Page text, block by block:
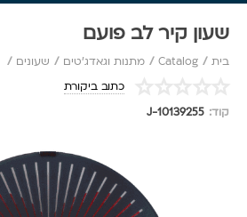
שעון קיר לב פועם
בית /
Catalog
/ מתנות וגאדג'טים / שעונים /
כתוב ביקורת
קוד: J-10139255